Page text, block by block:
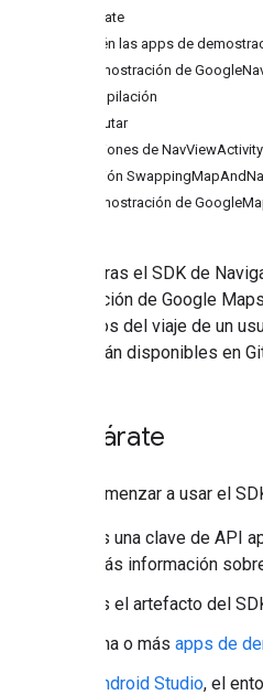
Prepárate
Obtén las apps de
La demostración de
Compilación
Ejecutar
Opciones de
Opción
La demostración de
Si integras el SDK de
navegación de Google
los datos del viaje de un
que están disponibles en
Prepárate
Para comenzar a usar el
Es una clave de API
más información
Es el artefacto del
Una o más apps de
Android Studio, el